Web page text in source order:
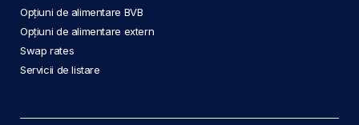
Opțiuni de alimentare BVB
Opțiuni de alimentare extern
Swap rates
Servicii de listare